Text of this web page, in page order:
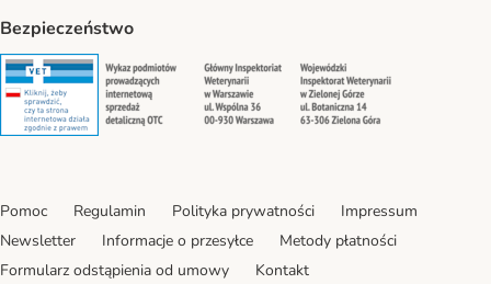
Bezpieczeństwo
Security Security Security
Pomoc Regulamin Polityka prywatności
Impressum
Newsletter
Informacje o przesyłce
Metody płatności
Formularz odstąpienia od umowy
Kontakt